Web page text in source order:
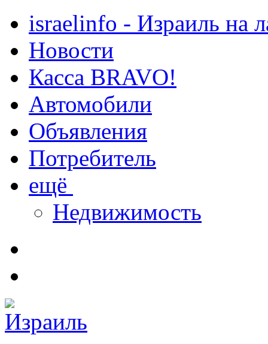
israelinfo - Израиль на
Новости
Касса BRAVO!
Автомобили
Объявления
Потребитель
ещё
Недвижимость